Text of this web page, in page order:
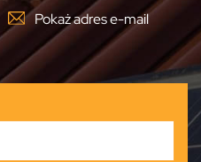
Pokaż adres e-mail